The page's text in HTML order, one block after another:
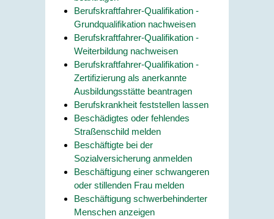
Berufskraftfahrer-Qualifikation -
Grundqualifikation nachweisen
Berufskraftfahrer-Qualifikation -
Weiterbildung nachweisen
Berufskraftfahrer-Qualifikation -
Zertifizierung als anerkannte
Ausbildungsstätte beantragen
Berufskrankheit feststellen lassen
Beschädigtes oder fehlendes
Straßenschild melden
Beschäftigte bei der
Sozialversicherung anmelden
Beschäftigung einer schwangeren
oder stillenden Frau melden
Beschäftigung schwerbehinderter
Menschen anzeigen